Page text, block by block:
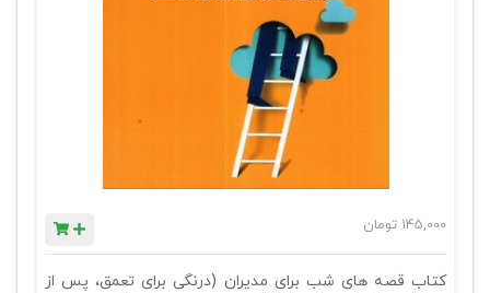
145,000 تومان
کتاب قصه های شب برای مدیران (درنگی برای تعمق، پس از